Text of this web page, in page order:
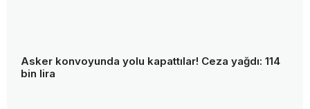
Asker konvoyunda yolu kapattılar! Ceza yağdı: 114
bin lira